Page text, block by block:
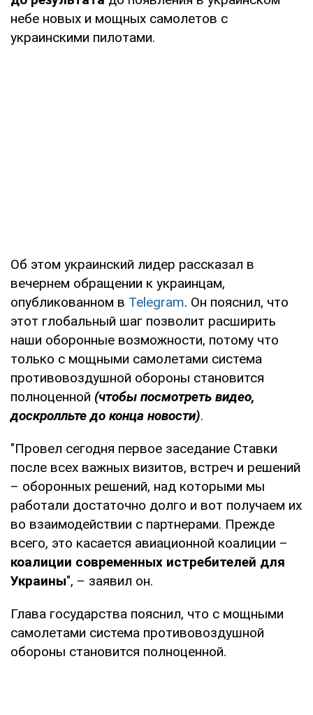
небе новых и мощных самолетов с
украинскими пилотами.
Об этом украинский лидер рассказал в
вечернем обращении к украинцам,
опубликованном в Telegram. Он пояснил, что
этот глобальный шаг позволит расширить
наши оборонные возможности, потому что
только с мощными самолетами система
противовоздушной обороны становится
полноценной (чтобы посмотреть видео,
доскролльте до конца новости).
"Провел сегодня первое заседание Ставки
после всех важных визитов, встреч и решений
– оборонных решений, над которыми мы
работали достаточно долго и вот получаем их
во взаимодействии с партнерами. Прежде
всего, это касается авиационной коалиции –
коалиции современных истребителей для
Украины", – заявил он.
Глава государства пояснил, что с мощными
самолетами система противовоздушной
обороны становится полноценной.